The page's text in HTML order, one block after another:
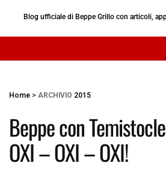
Blog ufficiale di Beppe Grillo con articoli,
Home > ARCHIVIO 2015
Beppe con
OXI – OXI – OXI!